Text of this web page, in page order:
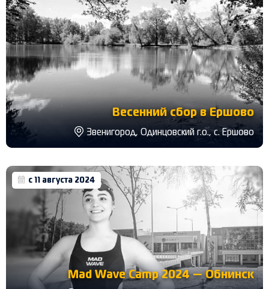
Весенний сбор в Ершово
Звенигород, Одинцовский г.о., с. Ершово
с 11 августа 2024
Mad Wave Camp 2024 — Обнинск